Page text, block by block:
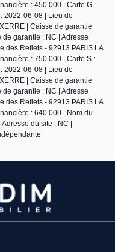
: 450 000 | Carte G :
2022-06-08 | Lieu de
| Caisse de garantie
garantie : NC | Adresse
des Reflets - 92913 PARIS LA
: 750 000 | Carte S :
2022-06-08 | Lieu de
| Caisse de garantie
garantie : NC | Adresse
des Reflets - 92913 PARIS LA
: 640 000 | Nom du
du site : NC |